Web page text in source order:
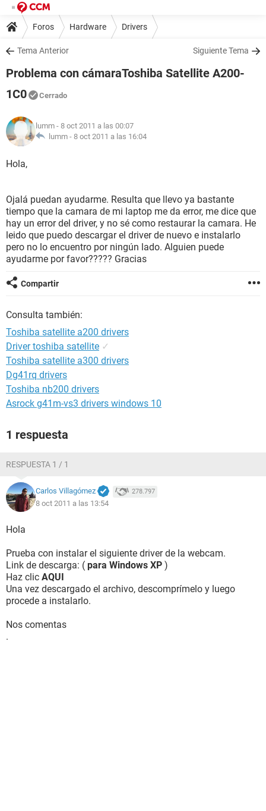
Foros Hardware Drivers
Tema Anterior Siguiente Tema
Problema con cámaraToshiba Satellite A200-
1C0
Cerrado
lumm - 8 oct 2011 a las 00:07
lumm - 8 oct 2011 a las 16:04
Hola,
Ojalá puedan ayudarme. Resulta que llevo ya bastante
tiempo que la camara de mi laptop me da error, me dice que
hay un error del driver, y no sé como restaurar la camara. He
leido que puedo descargar el driver de nuevo e instalarlo
pero no lo encuentro por ningún lado. Alguien puede
ayudarme por favor????? Gracias
Compartir
Consulta también:
Toshiba satellite a200 drivers
Driver toshiba satellite ✓
Toshiba satellite a300 drivers
Dg41rq drivers
Toshiba nb200 drivers
Asrock g41m-vs3 drivers windows 10
1 respuesta
RESPUESTA 1 / 1
Carlos Villagómez 278.797
8 oct 2011 a las 13:54
Hola
Prueba con instalar el siguiente driver de la webcam.
Link de descarga: ( para Windows XP )
Haz clic AQUI
Una vez descargado el archivo, descomprímelo y luego
procede a instalarlo.
Nos comentas
.